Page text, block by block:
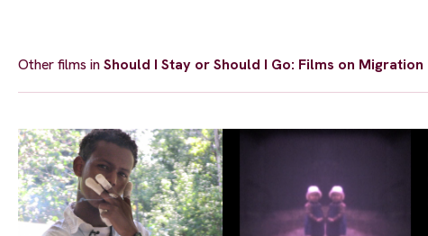
Other films inShould I Stay or Should I Go: Films on Migration